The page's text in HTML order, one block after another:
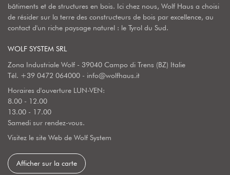
bâtiments et de structures en bois. Ici chez nous, Wolf Haus a choisi
de résider sur la terre des constructeurs de bois par excellence, au
contact d'un riche paysage naturel : le Tyrol du Sud.
WOLF SYSTEM SRL
Zona Industriale Wolf - 39040 Campo di Trens (BZ) Italie
Tél. +39 0472 064000 - info@wolfhaus.it
Horaires d'ouverture LUN-VEN:
8.00 - 12.00
13.00 - 17.00
Samedi sur rendez-vous.
Visitez le site Web de Wolf System
Afficher sur la carte